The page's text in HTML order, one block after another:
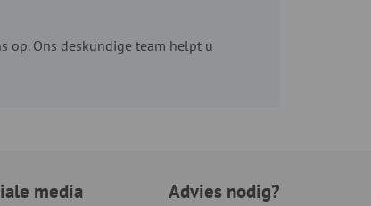
op. Ons deskundige team helpt u
media Advies nodig?